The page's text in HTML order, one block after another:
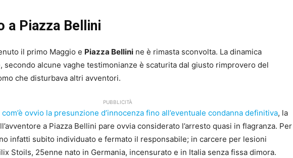
a Piazza Bellini
il primo Maggio e Piazza Bellini ne è rimasta sconvolta. La dinamica
secondo alcune vaghe testimonianze è scaturita dal giusto rimprovero del
che disturbava altri avventori.
PUBBLICITÀ
ovvio la presunzione d’innocenza fino all’eventuale condanna definitiva, la
a Piazza Bellini pare ovvia considerato l’arresto quasi in flagranza. Per
infatti subito individuato e fermato il responsabile; in carcere per lesioni
Stoils, 25enne nato in Germania, incensurato e in Italia senza fissa dimora.